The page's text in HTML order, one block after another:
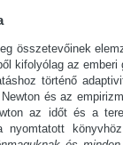
összetevőinek
kifolyólag az emberi
történő
és az
az időt és a